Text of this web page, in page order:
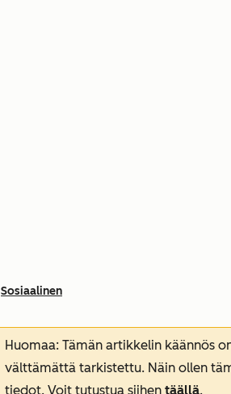
Sosiaalinen
Huomaa: Tämän artikkelin käännös
välttämättä tarkistettu. Näin ollen
tiedot. Voit tutustua siihen täällä.